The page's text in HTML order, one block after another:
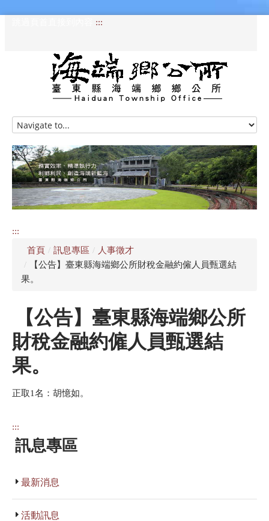
:::
HOME
訊息專區
認識海端
公所介紹
資訊公開專區
:::
首頁 / 訊息專區 / 人事徵才
/
【公告】臺東縣海端鄉公所財稅金融約僱人員甄選結
果。
【公告】臺東縣海端鄉公所
財稅金融約僱人員甄選結
果。
正取1名：胡憶如。
:::
訊息專區
最新消息
活動訊息